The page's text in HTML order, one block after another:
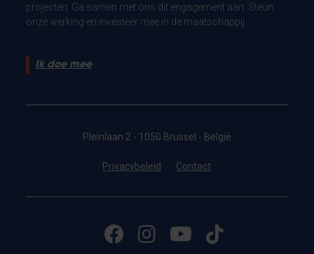
projecten. Ga samen met ons dit engagement aan. Steun
onze werking en investeer mee in de maatschappij.
Ik doe mee
Pleinlaan 2 - 1050 Brussel - België
Privacybeleid Contact